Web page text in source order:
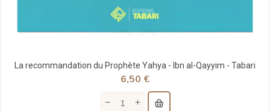
La recommandation du Prophète Yahya - Ibn al-Qayyim - Tabari
6,50 €